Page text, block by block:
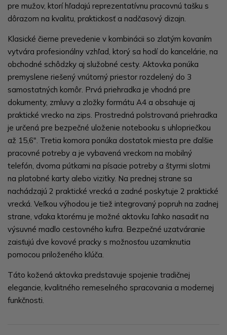
pre mužov, ktorí hľadajú reprezentatívnu pracovnú tašku s
dôrazom na kvalitu, praktickosť a nadčasový dizajn.
Klasické čierne prevedenie v kombinácii so zlatým kovaním
vytvára profesionálny vzhľad, ktorý sa hodí do kancelárie, na
obchodné schôdzky aj služobné cesty. Aktovka ponúka
premyslene riešený vnútorný priestor rozdelený do 3
samostatných komôr. Prvá priehradka je vhodná pre
dokumenty, zmluvy a zložky formátu A4 a obsahuje aj
praktické vrecko na zips. Prostredná polstrovaná priehradka
je určená pre bezpečné uloženie notebooku s uhlopriečkou
až 15,6". Tretia komora ponúka dostatok miesta pre ďalšie
pracovné potreby a je vybavená vreckom na mobilný
telefón, dvoma pútkami na písacie potreby a štyrmi slotmi
na platobné karty alebo vizitky. Na prednej strane sa
nachádzajú 2 praktické vrecká a zadné poskytuje 2 praktické
vrecká. Veľkou výhodou je tiež integrovaný popruh na zadnej
strane, vďaka ktorému je možné aktovku ľahko nasadiť na
výsuvné madlo cestovného kufra. Bezpečné uzatváranie
zaisťujú dve kovové pracky s možnosťou uzamknutia
pomocou priloženého kľúča.
Táto kožená aktovka predstavuje spojenie tradičnej
elegancie, kvalitného remeselného spracovania a modernej
funkčnosti.